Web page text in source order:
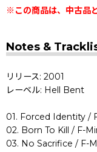
※この商品は、中古品
Notes &
リリース: 2001
レーベル: Hell Bent
01. Forced Identity /
02. Born To Kill / F-
03. No Sacrifice / F-